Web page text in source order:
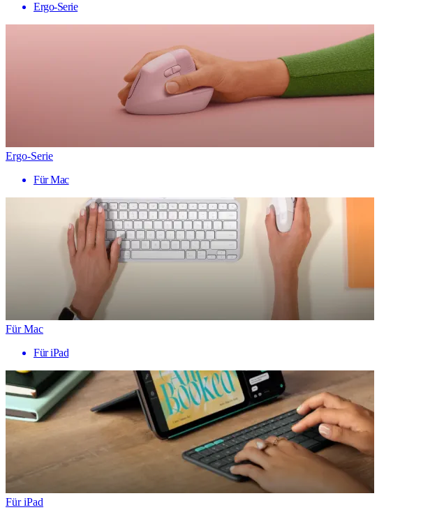
Ergo-Serie
Ergo-Serie
Für Mac
Für Mac
Für iPad
Für iPad